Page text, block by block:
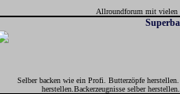
Allroundforum mit vielen
Selber backen wie ein Profi. Butterzöpfe
herstellen.Backerzeugnisse selber